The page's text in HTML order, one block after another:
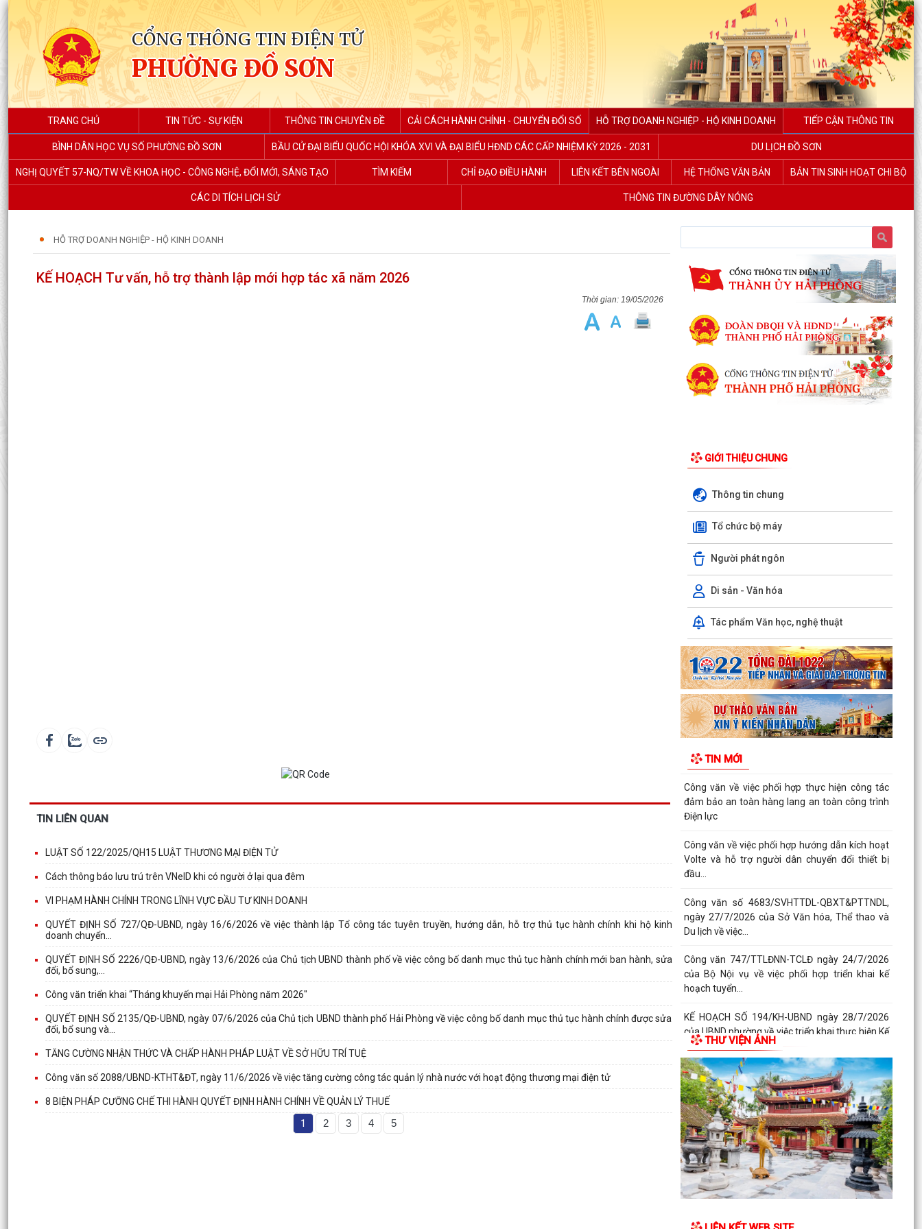
CỔNG THÔNG TIN ĐIỆN TỬ
PHƯỜNG ĐỒ SƠN
TRANG CHỦ TIN TỨC - SỰ KIỆN THÔNG TIN CHUYÊN ĐỀ CẢI CÁCH HÀNH CHÍNH - CHUYỂN ĐỔI SỐ HỖ TRỢ DOANH NGHIỆP - HỘ KINH DOANH TIẾP CẬN THÔNG TIN
BÌNH DÂN HỌC VỤ SỐ PHƯỜNG ĐỒ SƠN BẦU CỬ ĐẠI BIỂU QUỐC HỘI KHÓA XVI VÀ ĐẠI BIỂU HĐND CÁC CẤP NHIỆM KỲ 2026 - 2031 DU LỊCH ĐỒ SƠN
NGHỊ QUYẾT 57-NQ/TW VỀ KHOA HỌC - CÔNG NGHỆ, ĐỔI MỚI, SÁNG TẠO TÌM KIẾM CHỈ ĐẠO ĐIỀU HÀNH LIÊN KẾT BÊN NGOÀI HỆ THỐNG VĂN BẢN BẢN TIN SINH HOẠT CHI BỘ
CÁC DI TÍCH LỊCH SỬ THÔNG TIN ĐƯỜNG DÂY NÓNG
HỖ TRỢ DOANH NGHIỆP - HỘ KINH DOANH
KẾ HOẠCH Tư vấn, hỗ trợ thành lập mới hợp tác xã năm 2026
19/05/2026
TIN LIÊN QUAN
LUẬT SỐ 122/2025/QH15 LUẬT THƯƠNG MẠI ĐIỆN TỬ
Cách thông báo lưu trú trên VNeID khi có người ở lại qua đêm
VI PHẠM HÀNH CHÍNH TRONG LĨNH VỰC ĐẦU TƯ KINH DOANH
QUYẾT ĐỊNH SỐ 727/QĐ-UBND, ngày 16/6/2026 về việc thành lập Tổ công tác tuyên truyền, hướng dẫn, hỗ trợ thủ tục hành chính khi hộ kinh
doanh chuyển...
QUYẾT ĐỊNH SỐ 2226/QĐ-UBND, ngày 13/6/2026 của Chủ tịch UBND thành phố về việc công bố danh mục thủ tục hành chính mới ban hành, sửa
đổi, bổ sung,...
Công văn triển khai “Tháng khuyến mại Hải Phòng năm 2026"
QUYẾT ĐỊNH SỐ 2135/QĐ-UBND, ngày 07/6/2026 của Chủ tịch UBND thành phố Hải Phòng về việc công bố danh mục thủ tục hành chính được sửa
đổi, bổ sung và...
TĂNG CƯỜNG NHẬN THỨC VÀ CHẤP HÀNH PHÁP LUẬT VỀ SỞ HỮU TRÍ TUỆ
Công văn số 2088/UBND-KTHT&ĐT, ngày 11/6/2026 về việc tăng cường công tác quản lý nhà nước với hoạt động thương mại điện tử
8 BIỆN PHÁP CƯỠNG CHẾ THI HÀNH QUYẾT ĐỊNH HÀNH CHÍNH VỀ QUẢN LÝ THUẾ
1 2 3 4 5
GIỚI THIỆU CHUNG
Thông tin chung
Tổ chức bộ máy
Người phát ngôn
Di sản - Văn hóa
Tác phẩm Văn học, nghệ thuật
TIN MỚI
LUẬT CHUYỂN ĐỔI SỐ NĂM 2025 – BƯỚC TIẾN
QUAN TRỌNG TRONG XÂY DỰNG QUỐC GIA SỐ
NGHỊ ĐỊNH SỐ 309/2026/NĐ-CP, ngày
05/8/2026 sửa đổi, bổ sung một số điều của
Nghị định số...
QUYẾT ĐỊNH SỐ 2917/QĐ-UBND, ngày
25/7/2026 của UBND thành phố Ban hành Bộ
tiêu chí thực hiện Đề án...
Chung kết Hội thi lực lượng tham gia bảo vệ an
ninh, trật tự ở cơ sở giỏi toàn quốc (lần thứ 1)
năm...
Nghị quyết số 23/2026/NQ-HĐND ngày
Hải Phòng Quy định mức...
Công văn về việc phối hợp thực hiện công tác
đảm bảo an toàn hàng lang an toàn công trình
Điện lực
Công văn về việc phối hợp hướng dẫn kích hoạt
Volte và hỗ trợ người dân chuyển đổi thiết bị
đầu...
Công văn số 4683/SVHTTDL-QBXT&PTTNDL,
ngày 27/7/2026 của Sở Văn hóa, Thể thao và
Du lịch về việc...
Công văn 747/TTLĐNN-TCLĐ ngày 24/7/2026
của Bộ Nội vụ về việc phối hợp triển khai kế
hoạch tuyển...
KẾ HOẠCH SỐ 194/KH-UBND ngày 28/7/2026
của UBND phường về việc triển khai thực hiện Kế
hoạch số...
KẾ HOẠCH SỐ 259/KH-UBND, ngày 13/7/2026
của UBND thành phố ban hành Kế hoạch hành
động thực hiện...
PHƯỜNG ĐỒ SƠN THAM DỰ HỘI NGHỊ TOÀN
QUỐC NGHIÊN CỨU, HỌC TẬP, QUÁN TRIỆT VÀ
TRIỂN KHAI THỰC HIỆN...
Công văn 3616/STP-PBGDPL, ngày 28/7/2026
THƯ VIỆN ẢNH